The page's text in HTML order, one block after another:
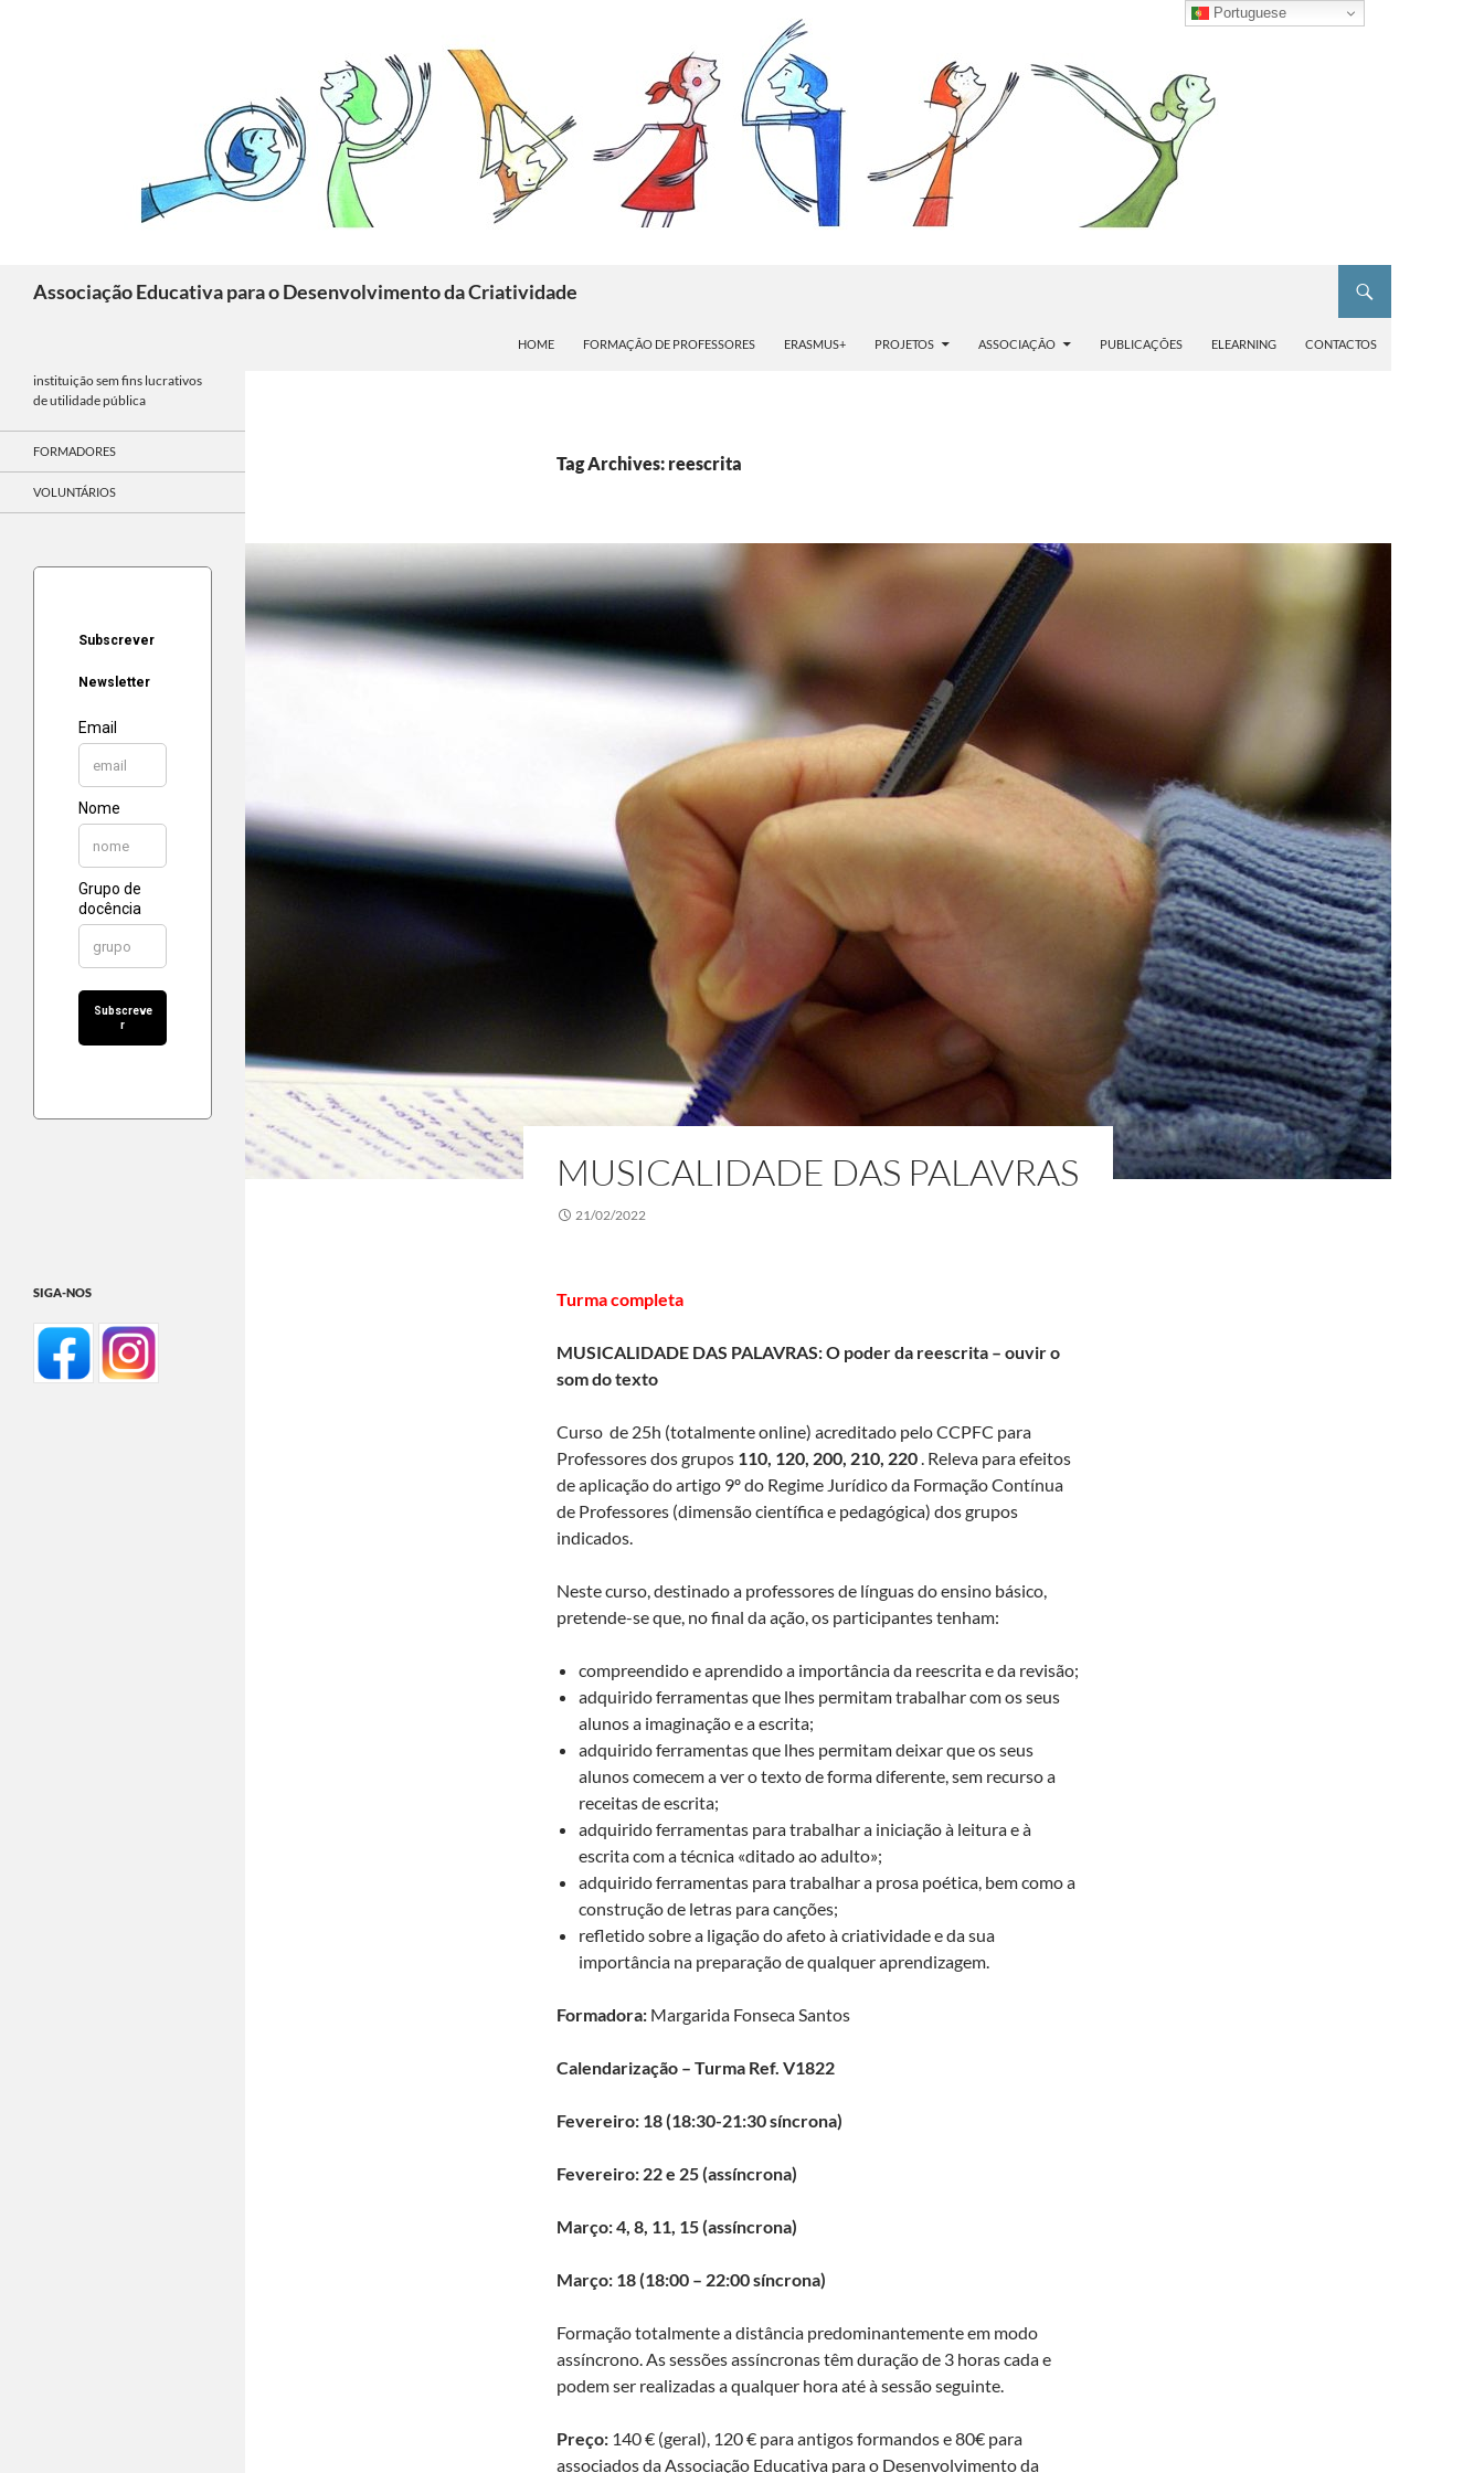
Associação Educativa para o Desenvolvimento da Criatividade
HOME FORMAÇÃO DE PROFESSORES ERASMUS+ PROJETOS ASSOCIAÇÃO PUBLICAÇÕES ELEARNING CONTACTOS
Tag Archives: reescrita
MUSICALIDADE DAS PALAVRAS
21/02/2022
Turma completa
MUSICALIDADE DAS PALAVRAS: O poder da reescrita – ouvir o
som do texto
Curso de 25h (totalmente online) acreditado pelo CCPFC para
Professores dos grupos 110, 120, 200, 210, 220. Releva para efeitos
de aplicação do artigo 9º do Regime Jurídico da Formação Contínua
de Professores (dimensão científica e pedagógica) dos grupos
indicados.
Neste curso, destinado a professores de línguas do ensino básico,
pretende-se que, no final da ação, os participantes tenham:
compreendido e aprendido a importância da reescrita e da revisão;
adquirido ferramentas que lhes permitam trabalhar com os seus
alunos a imaginação e a escrita;
adquirido ferramentas que lhes permitam deixar que os seus
alunos comecem a ver o texto de forma diferente, sem recurso a
receitas de escrita;
adquirido ferramentas para trabalhar a iniciação à leitura e à
escrita com a técnica «ditado ao adulto»;
adquirido ferramentas para trabalhar a prosa poética, bem como a
construção de letras para canções;
refletido sobre a ligação do afeto à criatividade e da sua
importância na preparação de qualquer aprendizagem.
Formadora: Margarida Fonseca Santos
Calendarização – Turma Ref. V1822
Fevereiro: 18 (18:30-21:30 síncrona)
Fevereiro: 22 e 25 (assíncrona)
Março: 4, 8, 11, 15 (assíncrona)
Março: 18 (18:00 – 22:00 síncrona)
Formação totalmente a distância predominantemente em modo
assíncrono. As sessões assíncronas têm duração de 3 horas cada e
podem ser realizadas a qualquer hora até à sessão seguinte.
Preço: 140 € (geral), 120 € para antigos formandos e 80€ para
associados da Associação Educativa para o Desenvolvimento da
instituição sem fins lucrativos
de utilidade pública
FORMADORES
VOLUNTÁRIOS
SIGA-NOS
Portuguese